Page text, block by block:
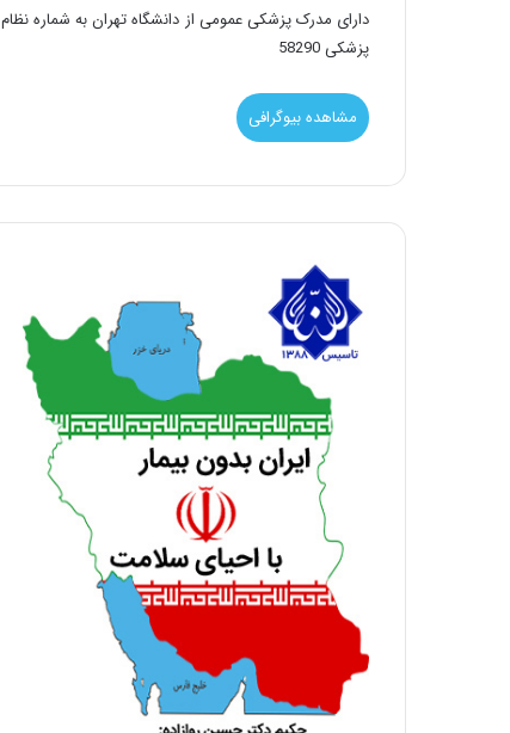
دارای مدرک پزشکی عمومی از دانشگاه تهران به شماره نظام
پزشکی 58290
مشاهده بیوگرافی